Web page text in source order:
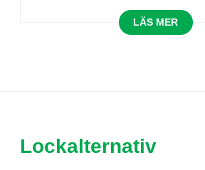
LÄS MER
Lockalternativ